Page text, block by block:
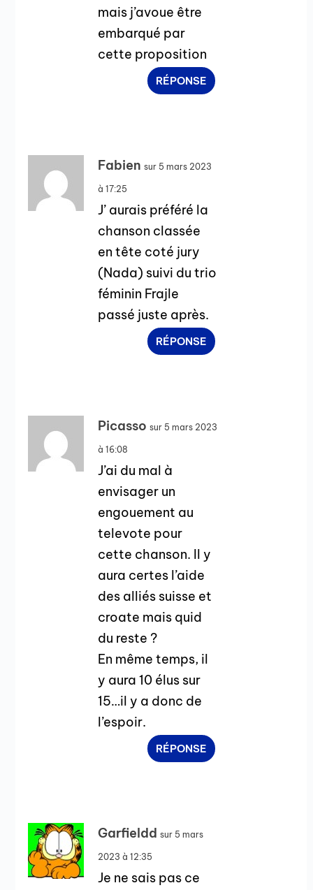
mais j’avoue être
embarqué par
cette proposition
RÉPONSE
Fabien sur 5 mars 2023
à 17:25
J’ aurais préféré la
chanson classée
en tête coté jury
(Nada) suivi du trio
féminin Frajle
passé juste après.
RÉPONSE
Picasso sur 5 mars 2023
à 16:08
J’ai du mal à
envisager un
engouement au
televote pour
cette chanson. Il y
aura certes l’aide
des alliés suisse et
croate mais quid
du reste ?
En même temps, il
y aura 10 élus sur
15…il y a donc de
l’espoir.
RÉPONSE
Garfieldd sur 5 mars
2023 à 12:35
Je ne sais pas ce